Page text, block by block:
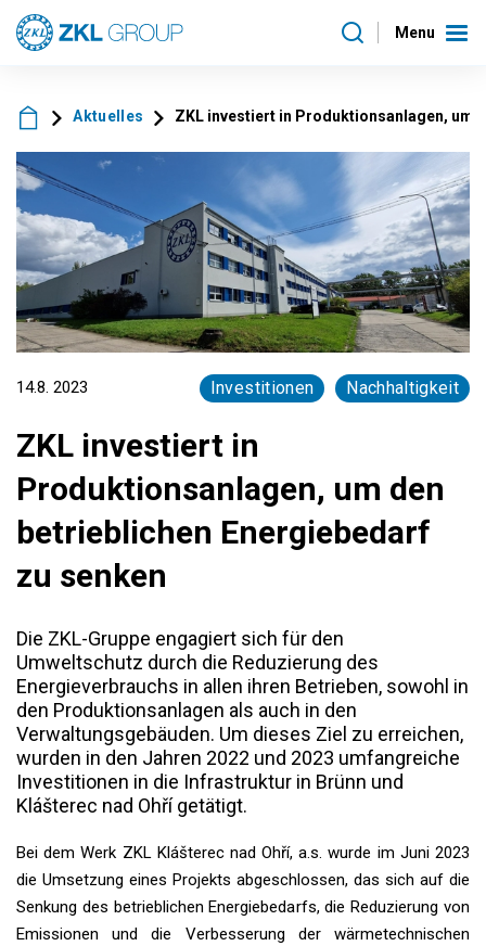
Menu
Aktuelles ZKL investiert in Produktionsanlagen, um
14.8. 2023 Investitionen Nachhaltigkeit
ZKL investiert in
Produktionsanlagen, um den
betrieblichen Energiebedarf
zu senken
Die ZKL-Gruppe engagiert sich für den
Umweltschutz durch die Reduzierung des
Energieverbrauchs in allen ihren Betrieben, sowohl in
den Produktionsanlagen als auch in den
Verwaltungsgebäuden. Um dieses Ziel zu erreichen,
wurden in den Jahren 2022 und 2023 umfangreiche
Investitionen in die Infrastruktur in Brünn und
Klášterec nad Ohří getätigt.
Bei dem Werk ZKL Klášterec nad Ohří, a.s. wurde im Juni 2023
die Umsetzung eines Projekts abgeschlossen, das sich auf die
Senkung des betrieblichen Energiebedarfs, die Reduzierung von
Emissionen und die Verbesserung der wärmetechnischen